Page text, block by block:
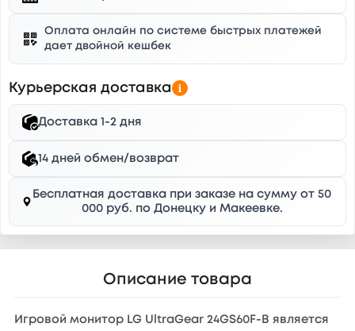
Оплата онлайн по системе быстрых платежей
дает двойной кешбек
Курьерская доставка
Доставка 1-2 дня
14 дней обмен/возврат
Бесплатная доставка при заказе на сумму от 50
000 руб. по Донецку и Макеевке.
Описание товара
Игровой монитор LG UltraGear 24GS60F-B является